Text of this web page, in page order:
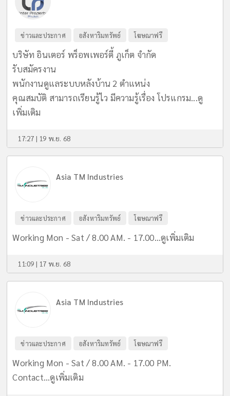
ข่าวและประกาศ อสังหาริมทรัพย์ โฆษณาฟรี
บริษัท อินเตอร์ พร็อพเพอร์ตี้ ภูเก็ต จำกัด
รับสมัครงาน
พนักงานดูแลระบบหลังบ้าน 2 ตำแหน่ง
คุณสมบัติ สามารถเรียนรู้ไว มีความรู้เรื่อง โปรแกรม...ดู
เพิ่มเติม
17:27 | 19 พ.ย. 68
Asia TM Industries
ข่าวและประกาศ อสังหาริมทรัพย์ โฆษณาฟรี
Working Mon - Sat / 8.00 AM. - 17.00...ดูเพิ่มเติม
11:09 | 17 พ.ย. 68
Asia TM Industries
ข่าวและประกาศ อสังหาริมทรัพย์ โฆษณาฟรี
Working Mon - Sat / 8.00 AM. - 17.00 PM.
Contact...ดูเพิ่มเติม